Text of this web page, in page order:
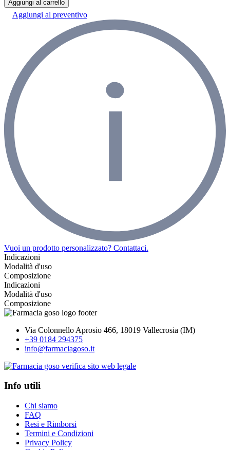
Aggiungi al carrello
Aggiungi al preventivo
Vuoi un prodotto personalizzato? Contattaci.
Indicazioni
Modalità d'uso
Composizione
Indicazioni
Modalità d'uso
Composizione
Via Colonnello Aprosio 466, 18019 Vallecrosia (IM)
+39 0184 294375
info@farmaciagoso.it
Info utili
Chi siamo
FAQ
Resi e Rimborsi
Termini e Condizioni
Privacy Policy